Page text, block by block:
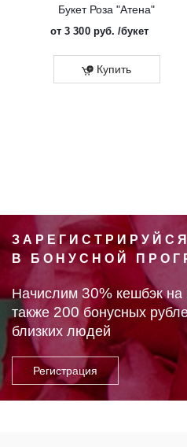
Букет Роза "Атена"
от3 300 руб. /букет
Купить
ЗАРЕГИСТРИРУЙСЯ
В БОНУСНОЙ
Начислим 30% кешбэк на
также 200 бонусных
близких людей